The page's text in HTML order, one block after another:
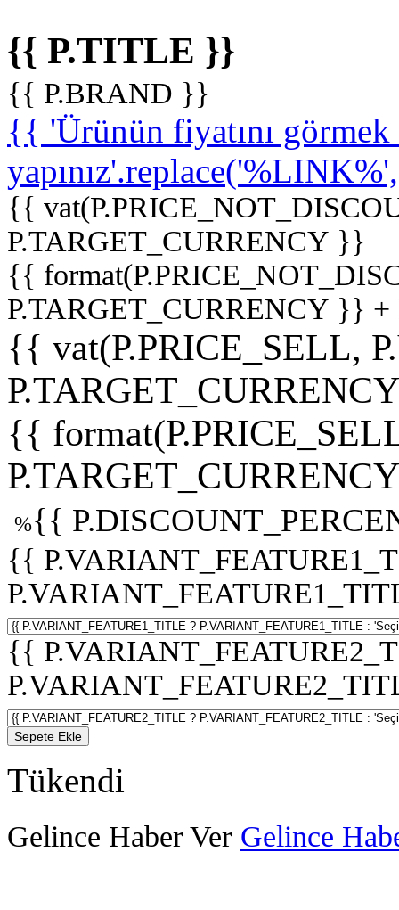
{{ P.TITLE }}
{{ P.BRAND }}
{{ 'Ürünün fiyatını
{{
P.TARGET_CURRENCY }}
{{
P.TARGET_CURRENCY }}
{{ vat(P.PRICE_SELL,
{{
%{{
{{
{{
Sepete Ekle
Tükendi
Gelince Haber Ver Gelince